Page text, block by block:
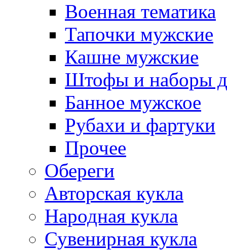
Военная тематика
Тапочки мужские
Кашне мужские
Штофы и наборы
Банное мужское
Рубахи и фартуки
Прочее
Обереги
Авторская кукла
Народная кукла
Сувенирная кукла